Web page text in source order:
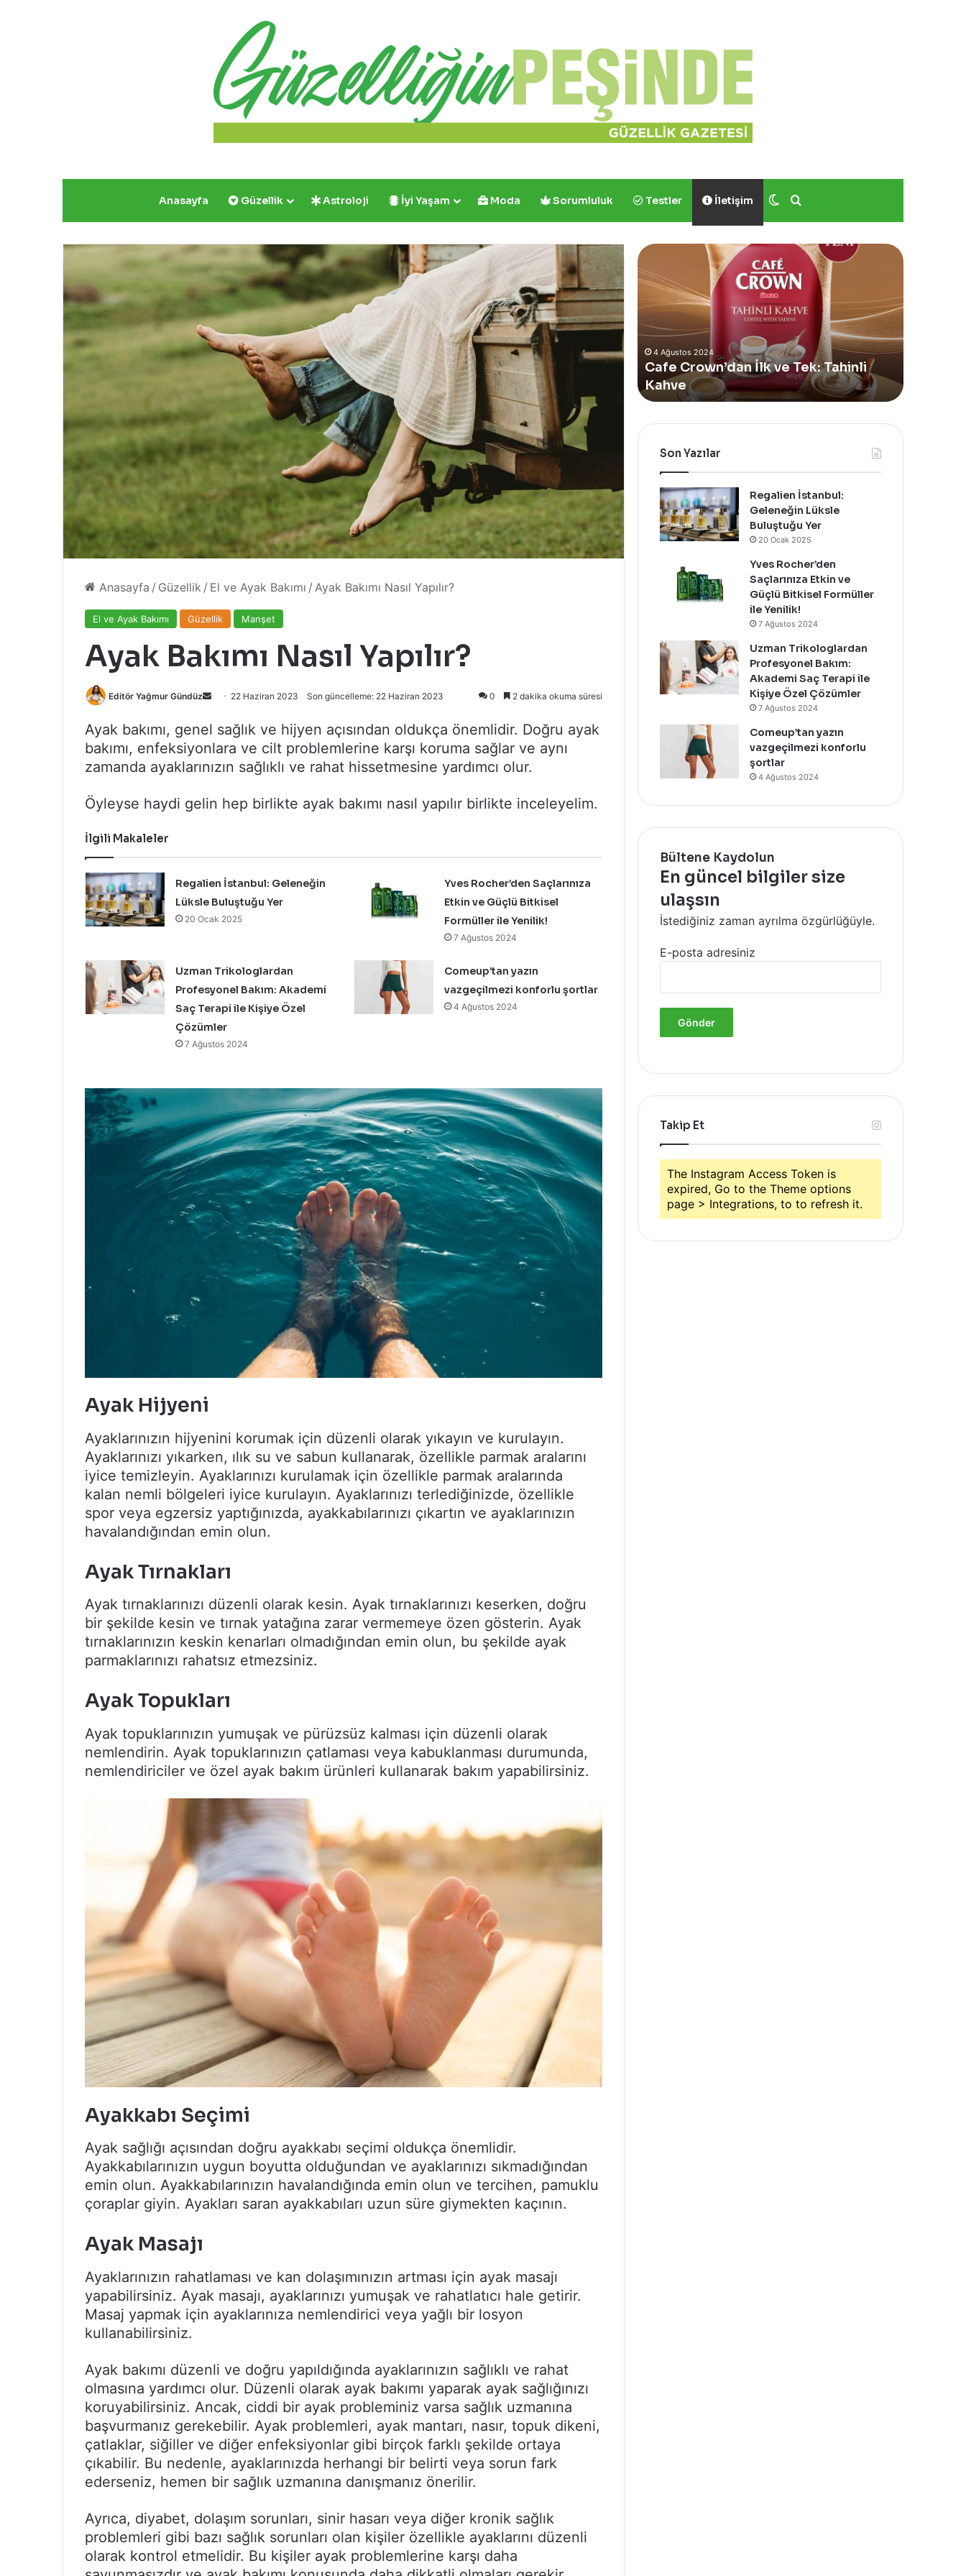
Anasayfa Güzellik Astroloji İyi Yaşam Moda Sorumluluk Testler İletişim Dış görünümü değiştir
Arama yap ...
Anasayfa / Güzellik / El ve Ayak Bakımı / Ayak Bakımı Nasıl Yapılır?
El ve Ayak Bakımı Güzellik Manşet
Ayak Bakımı Nasıl Yapılır?
Editör Yağmur Gündüz
Bir
posta
göndermek
22 Haziran 2023 Son güncelleme: 22 Haziran 2023 0 2 dakika okuma süresi
Ayak bakımı, genel sağlık ve hijyen açısından oldukça önemlidir. Doğru ayak
bakımı, enfeksiyonlara ve cilt problemlerine karşı koruma sağlar ve aynı
zamanda ayaklarınızın sağlıklı ve rahat hissetmesine yardımcı olur.
Öyleyse haydi gelin hep birlikte ayak bakımı nasıl yapılır birlikte inceleyelim.
İlgili Makaleler
Regalien İstanbul: Geleneğin
Lüksle Buluştuğu Yer
20 Ocak 2025
Yves Rocher’den Saçlarınıza
Etkin ve Güçlü Bitkisel
Formüller ile Yenilik!
7 Ağustos 2024
Uzman Trikologlardan
Profesyonel Bakım: Akademi
Saç Terapi ile Kişiye Özel
Çözümler
7 Ağustos 2024
Comeup’tan yazın
vazgeçilmezi konforlu şortlar
4 Ağustos 2024
Ayak Hijyeni
Ayaklarınızın hijyenini korumak için düzenli olarak yıkayın ve kurulayın.
Ayaklarınızı yıkarken, ılık su ve sabun kullanarak, özellikle parmak aralarını
iyice temizleyin. Ayaklarınızı kurulamak için özellikle parmak aralarında
kalan nemli bölgeleri iyice kurulayın. Ayaklarınızı terlediğinizde, özellikle
spor veya egzersiz yaptığınızda, ayakkabılarınızı çıkartın ve ayaklarınızın
havalandığından emin olun.
Ayak Tırnakları
Ayak tırnaklarınızı düzenli olarak kesin. Ayak tırnaklarınızı keserken, doğru
bir şekilde kesin ve tırnak yatağına zarar vermemeye özen gösterin. Ayak
tırnaklarınızın keskin kenarları olmadığından emin olun, bu şekilde ayak
parmaklarınızı rahatsız etmezsiniz.
Ayak Topukları
Ayak topuklarınızın yumuşak ve pürüzsüz kalması için düzenli olarak
nemlendirin. Ayak topuklarınızın çatlaması veya kabuklanması durumunda,
nemlendiriciler ve özel ayak bakım ürünleri kullanarak bakım yapabilirsiniz.
Ayakkabı Seçimi
Ayak sağlığı açısından doğru ayakkabı seçimi oldukça önemlidir.
Ayakkabılarınızın uygun boyutta olduğundan ve ayaklarınızı sıkmadığından
emin olun. Ayakkabılarınızın havalandığında emin olun ve tercihen, pamuklu
çoraplar giyin. Ayakları saran ayakkabıları uzun süre giymekten kaçının.
Ayak Masajı
Ayaklarınızın rahatlaması ve kan dolaşımınızın artması için ayak masajı
yapabilirsiniz. Ayak masajı, ayaklarınızı yumuşak ve rahatlatıcı hale getirir.
Masaj yapmak için ayaklarınıza nemlendirici veya yağlı bir losyon
kullanabilirsiniz.
Ayak bakımı düzenli ve doğru yapıldığında ayaklarınızın sağlıklı ve rahat
olmasına yardımcı olur. Düzenli olarak ayak bakımı yaparak ayak sağlığınızı
koruyabilirsiniz. Ancak, ciddi bir ayak probleminiz varsa sağlık uzmanına
başvurmanız gerekebilir. Ayak problemleri, ayak mantarı, nasır, topuk dikeni,
çatlaklar, siğiller ve diğer enfeksiyonlar gibi birçok farklı şekilde ortaya
çıkabilir. Bu nedenle, ayaklarınızda herhangi bir belirti veya sorun fark
ederseniz, hemen bir sağlık uzmanına danışmanız önerilir.
Ayrıca, diyabet, dolaşım sorunları, sinir hasarı veya diğer kronik sağlık
problemleri gibi bazı sağlık sorunları olan kişiler özellikle ayaklarını düzenli
olarak kontrol etmelidir. Bu kişiler ayak problemlerine karşı daha
Parıldayan
Üçlüsü
Golden
Rose’da!
4 Ağustos 2024
Yazın Parıldayan Üçlüsü Golden
Cafe
Crown’dan
İlk
ve
Tahinli
Kahve
4 Ağustos 2024
Cafe Crown’dan İlk ve Tek: Tahinli
Kahve
Yves
Rocher,
Momo
Bodrum’da
Yer
Alan
Yeni
Summer
Pop-
Up
Mağazasını
Bir
Davet
Kutladı!
4 Ağustos 2024
Yves Rocher, Momo Bodrum’da Yer
Alan Yeni Summer Pop-Up Mağazasını
Özel Bir Davet İle Kutladı!
Shimmer
Saç
ve
Bakım
Yağı
Son Yazılar
Regalien İstanbul:
Geleneğin Lüksle
Buluştuğu Yer
20 Ocak 2025
Yves Rocher’den
Saçlarınıza Etkin ve
Güçlü Bitkisel Formüller
ile Yenilik!
7 Ağustos 2024
Uzman Trikologlardan
Profesyonel Bakım:
Akademi Saç Terapi ile
Kişiye Özel Çözümler
7 Ağustos 2024
Comeup’tan yazın
vazgeçilmezi konforlu
şortlar
4 Ağustos 2024
Bültene Kaydolun
En güncel bilgiler size
ulaşsın
İstediğiniz zaman ayrılma özgürlüğüyle.
E-posta adresiniz
Takip Et
The Instagram Access Token is
expired, Go to the Theme options
page > Integrations, to to refresh it.